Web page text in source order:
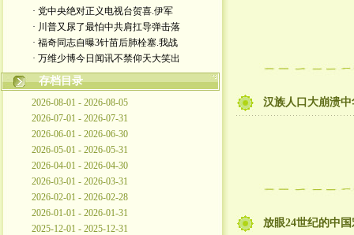
· 党中央绝对正义电视台贺喜.伊军
· 川普又尿了最怕中共肩扛导弹击落
· 福奇同志自曝3针苗后肺栓塞.我战
· 万维少博今日闻讯不禁仰天大笑出
存档目录
2026-08-01 - 2026-08-05
2026-07-01 - 2026-07-31
2026-06-01 - 2026-06-30
2026-05-01 - 2026-05-31
2026-04-01 - 2026-04-30
2026-03-01 - 2026-03-31
2026-02-01 - 2026-02-28
2026-01-01 - 2026-01-31
2025-12-01 - 2025-12-31
汉族人口大崩溃
放眼24世纪的中